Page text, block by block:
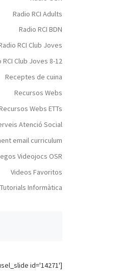
Radio RCI Adults
Radio RCI BDN
RCI Club Joves
RCI Club Joves 8-12
Receptes de cuina
Recursos Webs
Webs ETTs
Atenció Social
email curriculum
Videojocs OSR
Videos Favoritos
Informàtica
id='14271']